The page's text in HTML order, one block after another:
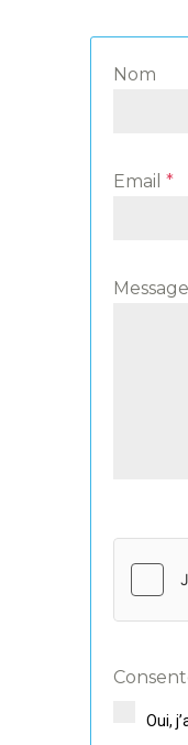
Nom
Email *
Message
Oui,